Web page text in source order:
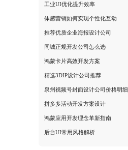
工业UI优化提升效率
体感营销如何实现个性化互动
推荐优质企业海报设计公司
同城正规开发公司怎么选
鸿蒙卡片高效开发方案
精选3DIP设计公司推荐
泉州视频号封面设计公司价格明细
拼多多活动开发方案设计
鸿蒙应用开发理念革新指南
后台UI常用风格解析